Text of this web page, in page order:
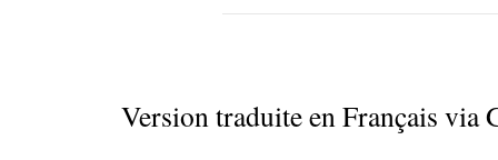
Version traduite en Français via